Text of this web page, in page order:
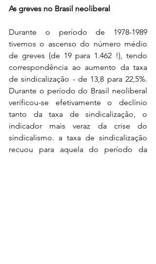
As greves no Brasil neoliberal
Durante o período de 1978-1989
tivemos o ascenso do número médio
de greves (de 19 para 1.462 !), tendo
correspondência ao aumento da taxa
de sindicalização - de 13,8 para 22,5%.
Durante o período do Brasil neoliberal
verificou-se efetivamente o declínio
tanto da taxa de sindicalização, o
indicador mais veraz da crise do
sindicalismo. a taxa de sindicalização
recuou para aquela do período da